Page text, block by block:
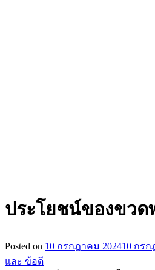
ประโยชน์ของขวด
Posted on 10 กรกฎาคม 202410 กรก
และ ข้อดี